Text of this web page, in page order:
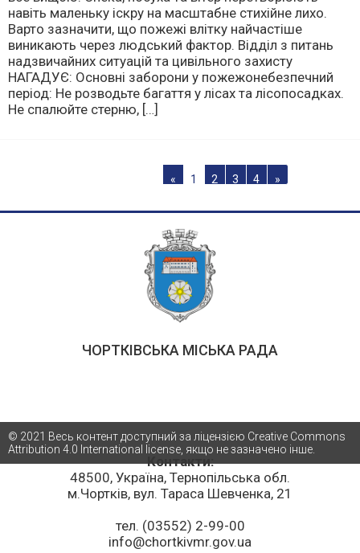
навіть маленьку іскру на масштабне стихійне лихо.
Варто зазначити, що пожежі влітку найчастіше
виникають через людський фактор. Відділ з питань
надзвичайних ситуацій та цивільного захисту
НАГАДУЄ: Основні заборони у пожежонебезпечний
період: Не розводьте багаття у лісах та лісопосадках.
Не спалюйте стерню, […]
« 1 2 3 4 »
ЧОРТКІВСЬКА МІСЬКА РАДА
Контакти:
48500, Україна, Тернопільська обл.
м.Чортків, вул. Тараса Шевченка, 21
тел. (03552) 2-99-00
info@chortkivmr.gov.ua
© 2021 Весь контент доступний за ліцензією Creative Commons
Attribution 4.0 International license, якщо не зазначено інше.